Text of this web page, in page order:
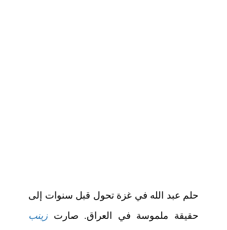
حلم عبد الله في غزة تحول قبل سنوات إلى
حقيقة ملموسة في العراق. صارت زينب